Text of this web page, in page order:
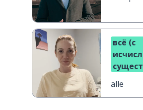
всё (с
alle